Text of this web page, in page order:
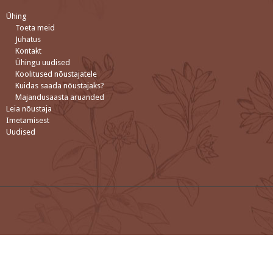
Ühing
Toeta meid
Juhatus
Kontakt
Ühingu uudised
Koolitused nõustajatele
Kuidas saada nõustajaks?
Majandusaasta aruanded
Leia nõustaja
Imetamisest
Uudised